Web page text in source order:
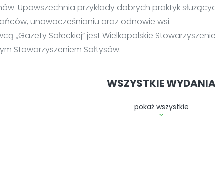
Upowszechnia przykłady dobrych praktyk
unowocześnianiu oraz odnowie wsi.
„Gazety Sołeckiej” jest Wielkopolskie
Stowarzyszeniem Sołtysów.
WSZYSTKIE
pokaż wszystkie